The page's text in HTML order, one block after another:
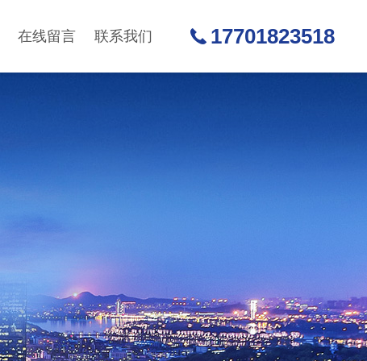
在线留言 联系我们 17701823518